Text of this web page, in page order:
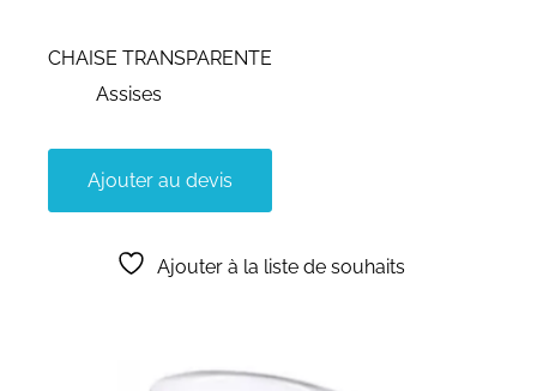
CHAISE TRANSPARENTE
Assises
Ajouter au devis
Ajouter à la liste de souhaits